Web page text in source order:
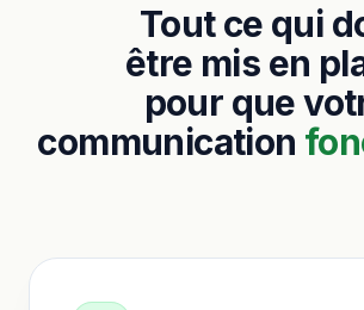
Tout ce qui
être mis en
pour que
communication